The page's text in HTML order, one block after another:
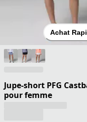
Achat
Jupe-short PFG
pour femme